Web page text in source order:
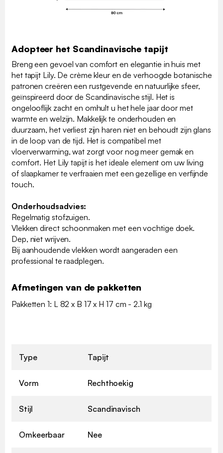
Adopteer het Scandinavische tapijt
Breng een gevoel van comfort en elegantie in huis met
het tapijt Lily. De crème kleur en de verhoogde botanische
patronen creëren een rustgevende en natuurlijke sfeer,
geïnspireerd door de Scandinavische stijl. Het is
ongelooflijk zacht en omhult u het hele jaar door met
warmte en welzijn. Makkelijk te onderhouden en
duurzaam, het verliest zijn haren niet en behoudt zijn glans
in de loop van de tijd. Het is compatibel met
vloerverwarming, wat zorgt voor nog meer gemak en
comfort. Het Lily tapijt is het ideale element om uw living
of slaapkamer te verfraaien met een gezellige en verfijnde
touch.
Onderhoudsadvies:
Regelmatig stofzuigen.
Vlekken direct schoonmaken met een vochtige doek.
Dep, niet wrijven.
Bij aanhoudende vlekken wordt aangeraden een
professional te raadplegen.
Afmetingen van de pakketten
Pakketten 1: L 82 x B 17 x H 17 cm - 2.1 kg
Type Tapijt
Vorm Rechthoekig
Stijl Scandinavisch
Omkeerbaar Nee